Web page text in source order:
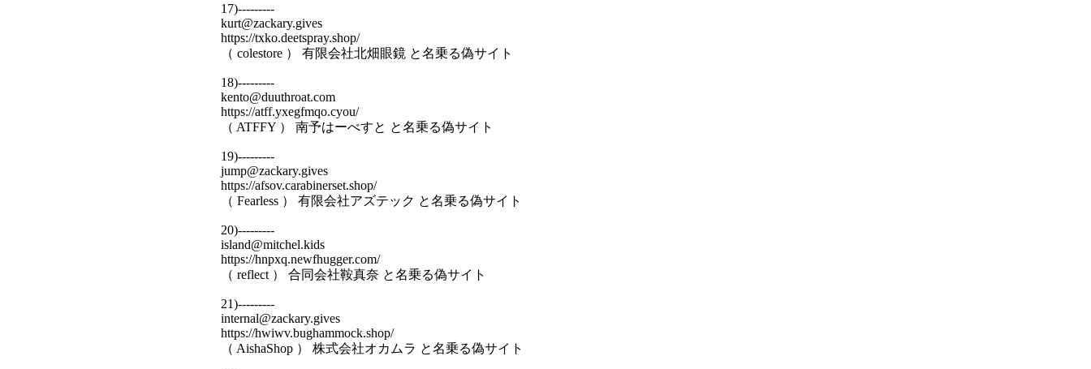
17)---------
kurt@zackary.gives
https://txko.deetspray.shop/
（ colestore ） 有限会社北畑眼鏡 と名乗る偽サイト
18)---------
kento@duuthroat.com
https://atff.yxegfmqo.cyou/
（ ATFFY ） 南予はーべすと と名乗る偽サイト
19)---------
jump@zackary.gives
https://afsov.carabinerset.shop/
（ Fearless ） 有限会社アズテック と名乗る偽サイト
20)---------
island@mitchel.kids
https://hnpxq.newfhugger.com/
（ reflect ） 合同会社鞍真奈 と名乗る偽サイト
21)---------
internal@zackary.gives
https://hwiwv.bughammock.shop/
（ AishaShop ） 株式会社オカムラ と名乗る偽サイト